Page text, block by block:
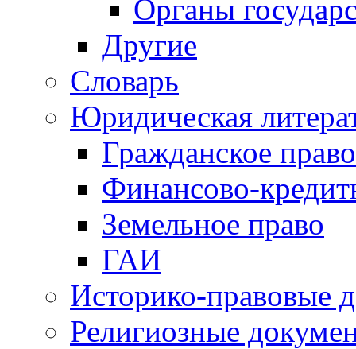
Органы
Другие
Словарь
Юридическая
Гражданское право
Финансово-
Земельное право
ГАИ
Историко-правовые
Религиозные